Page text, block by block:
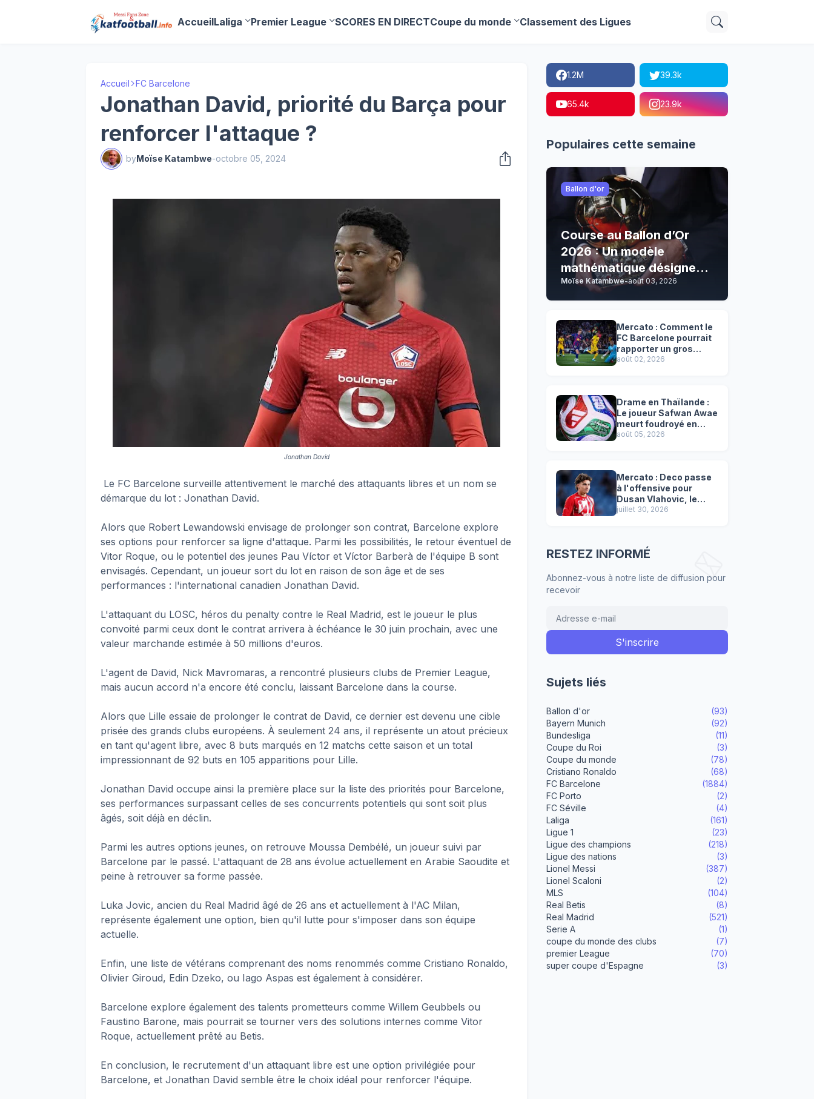
AccueilLaliga Premier League SCORES EN DIRECTCoupe du monde Classement des Ligues
Accueil FC Barcelone
Jonathan David, priorité du Barça pour
renforcer l'attaque ?
byMoïse Katambwe-octobre 05, 2024
Jonathan David
Le FC Barcelone surveille attentivement le marché des attaquants libres et un nom se
démarque du lot : Jonathan David.
Alors que Robert Lewandowski envisage de prolonger son contrat, Barcelone explore
ses options pour renforcer sa ligne d'attaque. Parmi les possibilités, le retour éventuel de
Vitor Roque, ou le potentiel des jeunes Pau Víctor et Víctor Barberà de l'équipe B sont
envisagés. Cependant, un joueur sort du lot en raison de son âge et de ses
performances : l'international canadien Jonathan David.
L'attaquant du LOSC, héros du penalty contre le Real Madrid, est le joueur le plus
convoité parmi ceux dont le contrat arrivera à échéance le 30 juin prochain, avec une
valeur marchande estimée à 50 millions d'euros.
L'agent de David, Nick Mavromaras, a rencontré plusieurs clubs de Premier League,
mais aucun accord n'a encore été conclu, laissant Barcelone dans la course.
Alors que Lille essaie de prolonger le contrat de David, ce dernier est devenu une cible
prisée des grands clubs européens. À seulement 24 ans, il représente un atout précieux
en tant qu'agent libre, avec 8 buts marqués en 12 matchs cette saison et un total
impressionnant de 92 buts en 105 apparitions pour Lille.
Jonathan David occupe ainsi la première place sur la liste des priorités pour Barcelone,
ses performances surpassant celles de ses concurrents potentiels qui sont soit plus
âgés, soit déjà en déclin.
Parmi les autres options jeunes, on retrouve Moussa Dembélé, un joueur suivi par
Barcelone par le passé. L'attaquant de 28 ans évolue actuellement en Arabie Saoudite et
peine à retrouver sa forme passée.
Luka Jovic, ancien du Real Madrid âgé de 26 ans et actuellement à l'AC Milan,
représente également une option, bien qu'il lutte pour s'imposer dans son équipe
actuelle.
Enfin, une liste de vétérans comprenant des noms renommés comme Cristiano Ronaldo,
Olivier Giroud, Edin Dzeko, ou Iago Aspas est également à considérer.
Barcelone explore également des talents prometteurs comme Willem Geubbels ou
Faustino Barone, mais pourrait se tourner vers des solutions internes comme Vitor
Roque, actuellement prêté au Betis.
En conclusion, le recrutement d'un attaquant libre est une option privilégiée pour
Barcelone, et Jonathan David semble être le choix idéal pour renforcer l'équipe.
1.2M 39.3k
65.4k 23.9k
Populaires cette semaine
Ballon d'or
Course au Ballon d’Or
2026 : Un modèle
mathématique désigne
son grand favori !
Moïse Katambwe-août 03, 2026
Mercato : Comment le
FC Barcelone pourrait
rapporter un gros
chèque inespéré à l’OM
août 02, 2026
Drame en Thaïlande :
Le joueur Safwan Awae
meurt foudroyé en
plein match
août 05, 2026
Mercato : Deco passe
à l'offensive pour
Dusan Vlahovic, le
successeur désigné
juillet 30, 2026
RESTEZ INFORMÉ
Abonnez-vous à notre liste de diffusion pour
recevoir
Sujets liés
Ballon d'or
(93)
Bayern Munich
(92)
Bundesliga
(11)
Coupe du Roi
(3)
Coupe du monde
(78)
Cristiano Ronaldo
(68)
FC Barcelone
(1884)
FC Porto
(2)
FC Séville
(4)
Laliga
(161)
Ligue 1
(23)
Ligue des champions
(218)
Ligue des nations
(3)
Lionel Messi
(387)
Lionel Scaloni
(2)
MLS
(104)
Real Betis
(8)
Real Madrid
(521)
Serie A
(1)
coupe du monde des clubs
(7)
premier League
(70)
super coupe d'Espagne
(3)